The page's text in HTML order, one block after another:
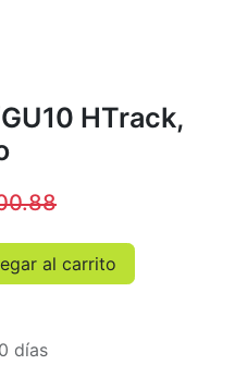
HTrack,
al carrito
días